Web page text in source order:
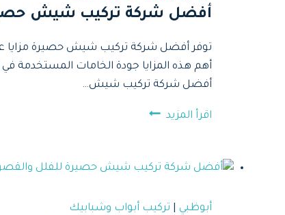
أفضل شركة تركيب شيش حصيرة
توفر أفضل شركة تركيب شيش حصيرة مزايا
أهم هذه المزايا جودة الخامات المستخدمة في
أفضل شركة تركيب شيش…
اقرأ المزيدأفضل
شيش
بأنواعه
أبوظبي تركيب أبواب وشبابيك